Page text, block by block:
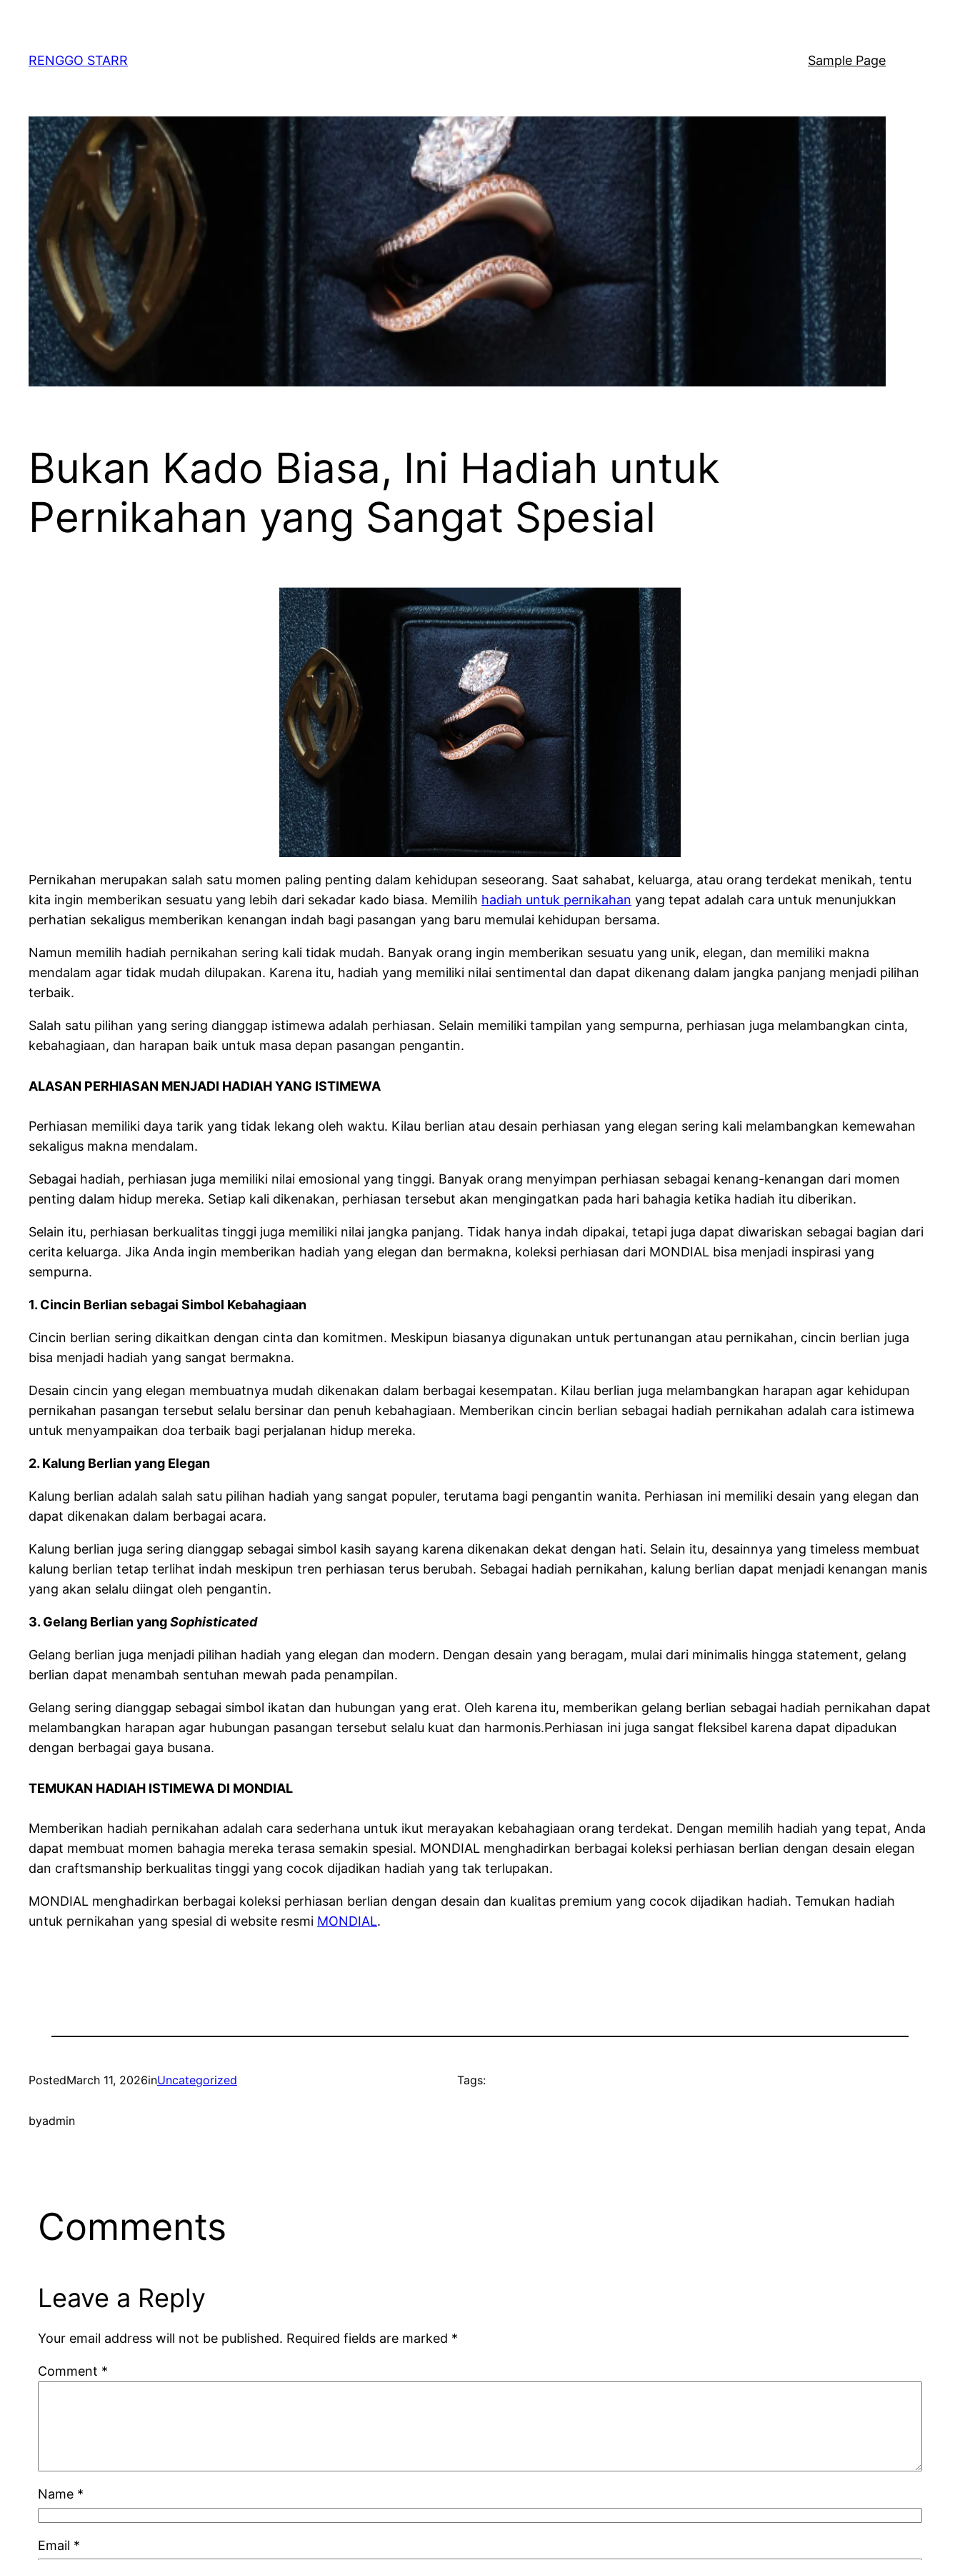
content
RENGGO STARR Sample Page
Bukan Kado Biasa, Ini Hadiah untuk
Pernikahan yang Sangat Spesial
Pernikahan merupakan salah satu momen paling penting dalam kehidupan seseorang. Saat sahabat, keluarga, atau orang terdekat menikah, tentu
kita ingin memberikan sesuatu yang lebih dari sekadar kado biasa. Memilih hadiah untuk pernikahan yang tepat adalah cara untuk menunjukkan
perhatian sekaligus memberikan kenangan indah bagi pasangan yang baru memulai kehidupan bersama.
Namun memilih hadiah pernikahan sering kali tidak mudah. Banyak orang ingin memberikan sesuatu yang unik, elegan, dan memiliki makna
mendalam agar tidak mudah dilupakan. Karena itu, hadiah yang memiliki nilai sentimental dan dapat dikenang dalam jangka panjang menjadi pilihan
terbaik.
Salah satu pilihan yang sering dianggap istimewa adalah perhiasan. Selain memiliki tampilan yang sempurna, perhiasan juga melambangkan cinta,
kebahagiaan, dan harapan baik untuk masa depan pasangan pengantin.
ALASAN PERHIASAN MENJADI HADIAH YANG ISTIMEWA
Perhiasan memiliki daya tarik yang tidak lekang oleh waktu. Kilau berlian atau desain perhiasan yang elegan sering kali melambangkan kemewahan
sekaligus makna mendalam.
Sebagai hadiah, perhiasan juga memiliki nilai emosional yang tinggi. Banyak orang menyimpan perhiasan sebagai kenang-kenangan dari momen
penting dalam hidup mereka. Setiap kali dikenakan, perhiasan tersebut akan mengingatkan pada hari bahagia ketika hadiah itu diberikan.
Selain itu, perhiasan berkualitas tinggi juga memiliki nilai jangka panjang. Tidak hanya indah dipakai, tetapi juga dapat diwariskan sebagai bagian dari
cerita keluarga. Jika Anda ingin memberikan hadiah yang elegan dan bermakna, koleksi perhiasan dari MONDIAL bisa menjadi inspirasi yang
sempurna.
1. Cincin Berlian sebagai Simbol Kebahagiaan
Cincin berlian sering dikaitkan dengan cinta dan komitmen. Meskipun biasanya digunakan untuk pertunangan atau pernikahan, cincin berlian juga
bisa menjadi hadiah yang sangat bermakna.
Desain cincin yang elegan membuatnya mudah dikenakan dalam berbagai kesempatan. Kilau berlian juga melambangkan harapan agar kehidupan
pernikahan pasangan tersebut selalu bersinar dan penuh kebahagiaan. Memberikan cincin berlian sebagai hadiah pernikahan adalah cara istimewa
untuk menyampaikan doa terbaik bagi perjalanan hidup mereka.
2. Kalung Berlian yang Elegan
Kalung berlian adalah salah satu pilihan hadiah yang sangat populer, terutama bagi pengantin wanita. Perhiasan ini memiliki desain yang elegan dan
dapat dikenakan dalam berbagai acara.
Kalung berlian juga sering dianggap sebagai simbol kasih sayang karena dikenakan dekat dengan hati. Selain itu, desainnya yang timeless membuat
kalung berlian tetap terlihat indah meskipun tren perhiasan terus berubah. Sebagai hadiah pernikahan, kalung berlian dapat menjadi kenangan manis
yang akan selalu diingat oleh pengantin.
3. Gelang Berlian yangSophisticated
Gelang berlian juga menjadi pilihan hadiah yang elegan dan modern. Dengan desain yang beragam, mulai dari minimalis hingga statement, gelang
berlian dapat menambah sentuhan mewah pada penampilan.
Gelang sering dianggap sebagai simbol ikatan dan hubungan yang erat. Oleh karena itu, memberikan gelang berlian sebagai hadiah pernikahan dapat
melambangkan harapan agar hubungan pasangan tersebut selalu kuat dan harmonis.Perhiasan ini juga sangat fleksibel karena dapat dipadukan
dengan berbagai gaya busana.
TEMUKAN HADIAH ISTIMEWA DI MONDIAL
Memberikan hadiah pernikahan adalah cara sederhana untuk ikut merayakan kebahagiaan orang terdekat. Dengan memilih hadiah yang tepat, Anda
dapat membuat momen bahagia mereka terasa semakin spesial. MONDIAL menghadirkan berbagai koleksi perhiasan berlian dengan desain elegan
dan craftsmanship berkualitas tinggi yang cocok dijadikan hadiah yang tak terlupakan.
MONDIAL menghadirkan berbagai koleksi perhiasan berlian dengan desain dan kualitas premium yang cocok dijadikan hadiah. Temukan hadiah
untuk pernikahan yang spesial di website resmi MONDIAL.
PostedMarch 11, 2026inUncategorized
byadmin
Tags:
Comments
Leave a Reply
Your email address will not be published. Required fields are marked *
Comment *
Name *
Email *